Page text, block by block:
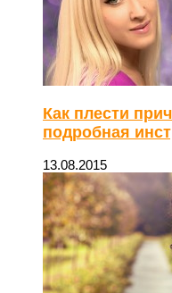
Как плести
подробная
13.08.2015